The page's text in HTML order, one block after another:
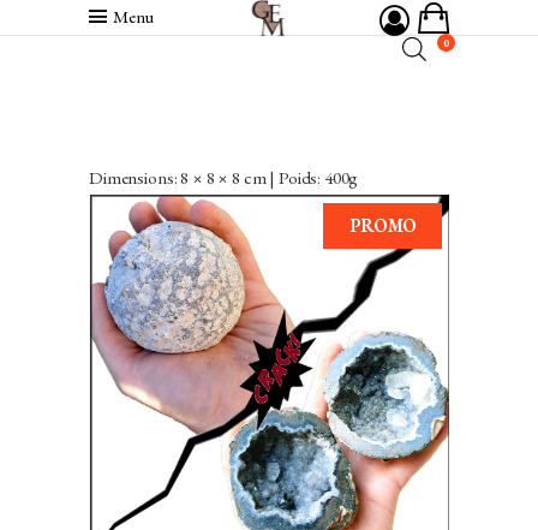
Menu
0
Dimensions: 8 × 8 × 8 cm | Poids: 400g
PROMO